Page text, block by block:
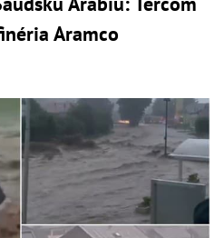
Aramco